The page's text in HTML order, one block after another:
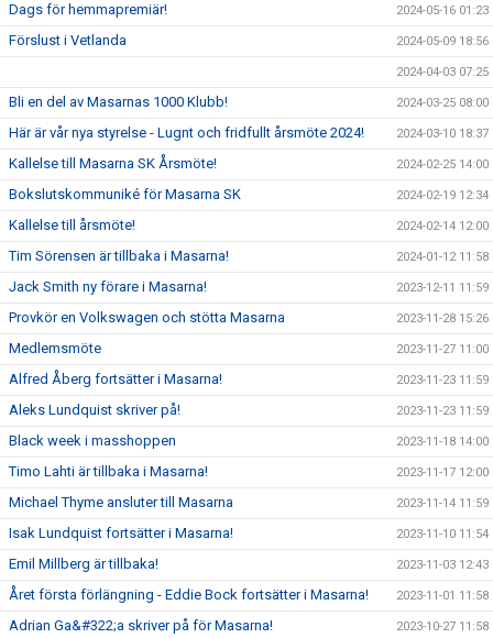
Dags för hemmapremiär! 2024-05-16 01:23
Förslust i Vetlanda 2024-05-09 18:56
2024-04-03 07:25
Bli en del av Masarnas 1000 Klubb! 2024-03-25 08:00
Här är vår nya styrelse - Lugnt och fridfullt årsmöte 2024! 2024-03-10 18:37
Kallelse till Masarna SK Årsmöte! 2024-02-25 14:00
Bokslutskommuniké för Masarna SK 2024-02-19 12:34
Kallelse till årsmöte! 2024-02-14 12:00
Tim Sörensen är tillbaka i Masarna! 2024-01-12 11:58
Jack Smith ny förare i Masarna! 2023-12-11 11:59
Provkör en Volkswagen och stötta Masarna 2023-11-28 15:26
Medlemsmöte 2023-11-27 11:00
Alfred Åberg fortsätter i Masarna! 2023-11-23 11:59
Aleks Lundquist skriver på! 2023-11-23 11:59
Black week i masshoppen 2023-11-18 14:00
Timo Lahti är tillbaka i Masarna! 2023-11-17 12:00
Michael Thyme ansluter till Masarna 2023-11-14 11:59
Isak Lundquist fortsätter i Masarna! 2023-11-10 11:54
Emil Millberg är tillbaka! 2023-11-03 12:43
Året första förlängning - Eddie Bock fortsätter i Masarna! 2023-11-01 11:58
Adrian Ga&#322;a skriver på för Masarna! 2023-10-27 11:58